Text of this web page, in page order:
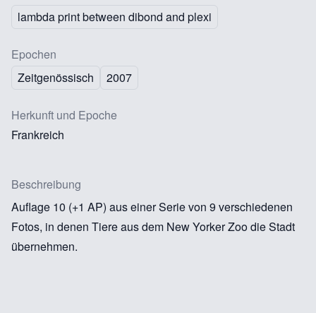
lambda print between dibond and plexi
Epochen
Zeitgenössisch
2007
Herkunft und Epoche
Frankreich
Beschreibung
Auflage 10 (+1 AP) aus einer Serie von 9 verschiedenen
Fotos, in denen Tiere aus dem New Yorker Zoo die Stadt
übernehmen.